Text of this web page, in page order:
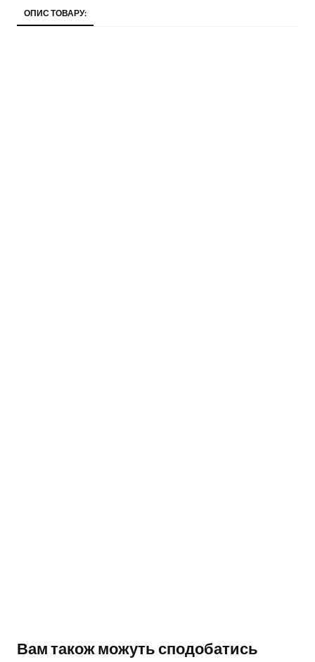
ОПИС ТОВАРУ:
Вам також можуть сподобатись